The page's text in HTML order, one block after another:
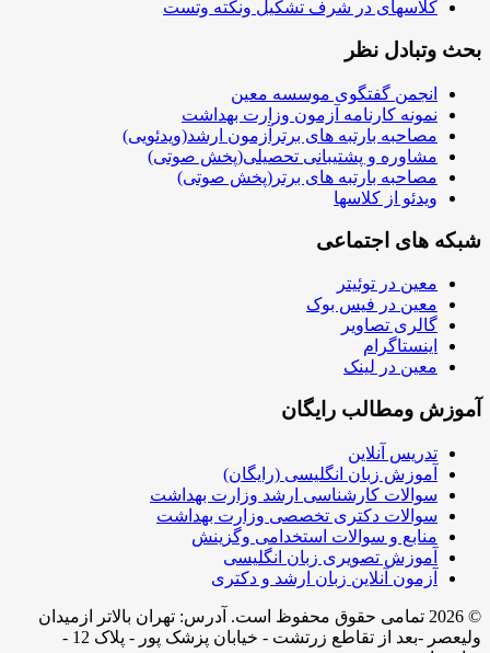
کلاسهای در شرف تشکیل ونکته وتست
وتبادل نظر
انجمن گفتگوی موسسه معین
نمونه کارنامه آزمون وزارت بهداشت
مصاحبه بارتبه های برترآزمون ارشد(ویدئویی)
مشاوره و پشتیبانی تحصیلی(پخش صوتی)
مصاحبه بارتبه های برتر(پخش صوتی)
ویدئو از کلاسها
های اجتماعی
معین در توئیتر
معین در فیس بوک
گالری تصاویر
اینستاگرام
معین در لینک
ومطالب رایگان
تدریس آنلاین
آموزش زبان انگلیسی (رایگان)
سوالات کارشناسی ارشد وزارت بهداشت
سوالات دکتری تخصصی وزارت بهداشت
منابع و سوالات استخدامی وگزینش
آموزش تصویری زبان انگلیسی
آزمون آنلاین زبان ارشد و دکتری
© 2026 تمامی حقوق محفوظ است. آدرس:‌ تهران بالاتر ازمیدان
ولیعصر -بعد از تقاطع زرتشت - خیابان پزشک پور - پلاک 12 -